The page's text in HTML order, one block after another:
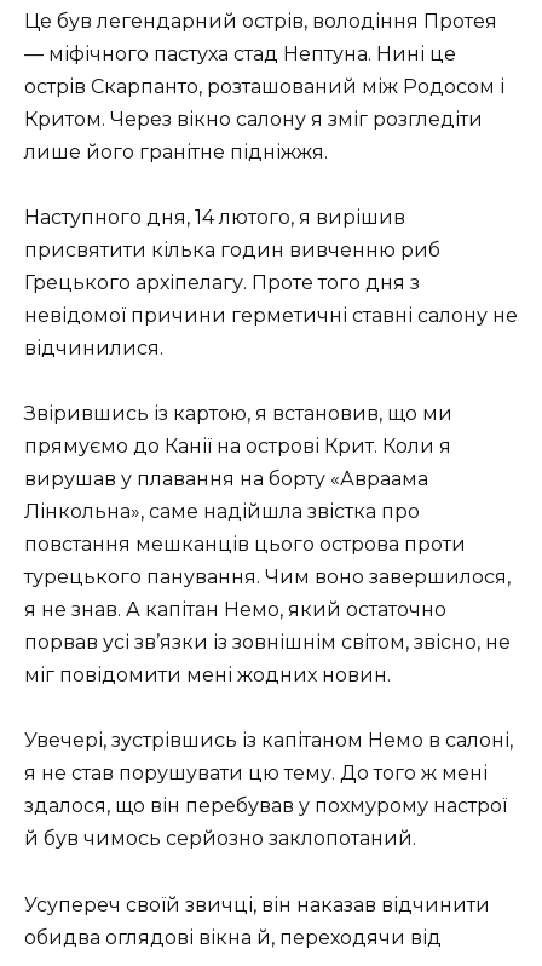
Це був легендарний острів, володіння Протея
— міфічного пастуха стад Нептуна. Нині це
острів Скарпанто, розташований між Родосом і
Критом. Через вікно салону я зміг розгледіти
лише його гранітне підніжжя.
Наступного дня, 14 лютого, я вирішив
присвятити кілька годин вивченню риб
Грецького архіпелагу. Проте того дня з
невідомої причини герметичні ставні салону не
відчинилися.
Звірившись із картою, я встановив, що ми
прямуємо до Канії на острові Крит. Коли я
вирушав у плавання на борту «Авраама
Лінкольна», саме надійшла звістка про
повстання мешканців цього острова проти
турецького панування. Чим воно завершилося,
я не знав. А капітан Немо, який остаточно
порвав усі зв’язки із зовнішнім світом, звісно, не
міг повідомити мені жодних новин.
Увечері, зустрівшись із капітаном Немо в салоні,
я не став порушувати цю тему. До того ж мені
здалося, що він перебував у похмурому настрої
й був чимось серйозно заклопотаний.
Усупереч своїй звичці, він наказав відчинити
обидва оглядові вікна й, переходячи від